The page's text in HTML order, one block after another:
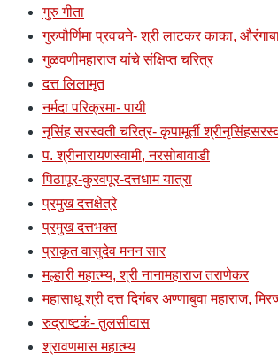
गुरु गीता
गुरुपौर्णिमा प्रवचने- श्री लाटकर काका,
गुळवणीमहाराज यांचे संक्षिप्त चरित्र
दत्त लिलामृत
नर्मदा परिक्रमा- पायी
नृसिंह सरस्वती चरित्र- कृपामूर्ती
प. श्रीनारायणस्वामी, नरसोबावाडी
पिठापूर-कुरवपूर-दत्तधाम यात्रा
प्रमुख दत्तक्षेत्रे
प्रमुख दत्तभक्त
प्राकृत वासुदेव मनन सार
मल्हारी महात्म्य, श्री नानामहाराज तराणेकर
महासाधू श्री दत्त दिगंबर अण्णाबुवा महाराज,
रुद्राष्टकं- तुलसीदास
श्रावणमास महात्म्य